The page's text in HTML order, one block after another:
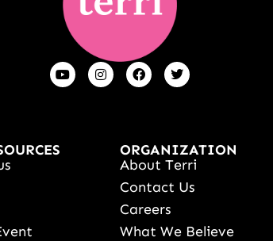
ORGANIZATION
About Terri
Contact Us
Careers
What We Believe